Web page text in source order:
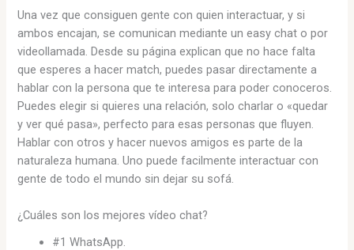
Una vez que consiguen gente con quien interactuar, y si
ambos encajan, se comunican mediante un easy chat o por
videollamada. Desde su página explican que no hace falta
que esperes a hacer match, puedes pasar directamente a
hablar con la persona que te interesa para poder conoceros.
Puedes elegir si quieres una relación, solo charlar o «quedar
y ver qué pasa», perfecto para esas personas que fluyen.
Hablar con otros y hacer nuevos amigos es parte de la
naturaleza humana. Uno puede facilmente interactuar con
gente de todo el mundo sin dejar su sofá.
¿Cuáles son los mejores vídeo chat?
#1 WhatsApp.